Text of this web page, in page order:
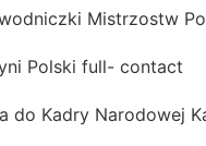
Mistrzostw
Polski full- contact
do Kadry Narodowej